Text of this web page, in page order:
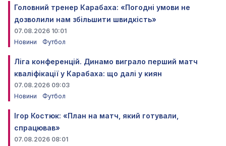
Головний тренер Карабаха: «Погодні умови не
дозволили нам збільшити швидкість»
07.08.2026 10:01
Новини
Футбол
Ліга конференцій. Динамо виграло перший матч
кваліфікації у Карабаха: що далі у киян
07.08.2026 09:03
Новини
Футбол
Ігор Костюк: «План на матч, який готували,
спрацював»
07.08.2026 08:01